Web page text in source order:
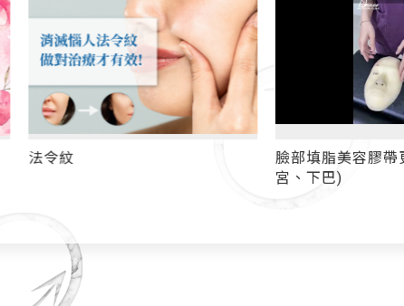
臉部填脂美容膠帶更換法(夫妻